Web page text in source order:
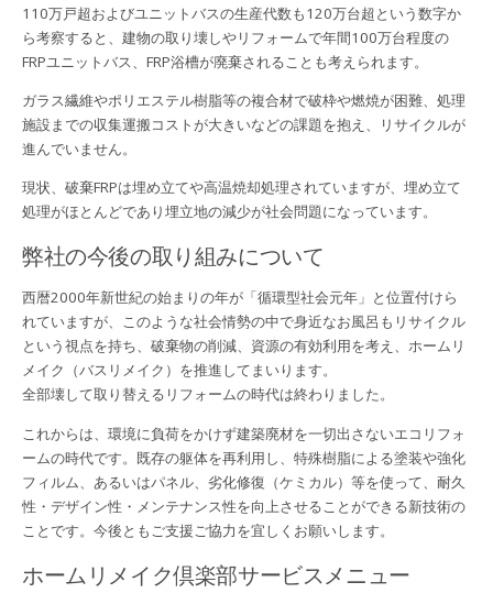
110万戸超およびユニットバスの生産代数も120万台超という数字か
ら考察すると、建物の取り壊しやリフォームで年間100万台程度の
FRPユニットバス、FRP浴槽が廃棄されることも考えられます。
ガラス繊維やポリエステル樹脂等の複合材で破枠や燃焼が困難、処理
施設までの収集運搬コストが大きいなどの課題を抱え、リサイクルが
進んでいません。
現状、破棄FRPは埋め立てや高温焼却処理されていますが、埋め立て
処理がほとんどであり埋立地の減少が社会問題になっています。
弊社の今後の取り組みについて
西暦2000年新世紀の始まりの年が「循環型社会元年」と位置付けら
れていますが、このような社会情勢の中で身近なお風呂もリサイクル
という視点を持ち、破棄物の削減、資源の有効利用を考え、ホームリ
メイク（バスリメイク）を推進してまいります。
全部壊して取り替えるリフォームの時代は終わりました。
これからは、環境に負荷をかけず建築廃材を一切出さないエコリフォ
ームの時代です。既存の躯体を再利用し、特殊樹脂による塗装や強化
フィルム、あるいはパネル、劣化修復（ケミカル）等を使って、耐久
性・デザイン性・メンテナンス性を向上させることができる新技術の
ことです。今後ともご支援ご協力を宜しくお願いします。
ホームリメイク倶楽部サービスメニュー